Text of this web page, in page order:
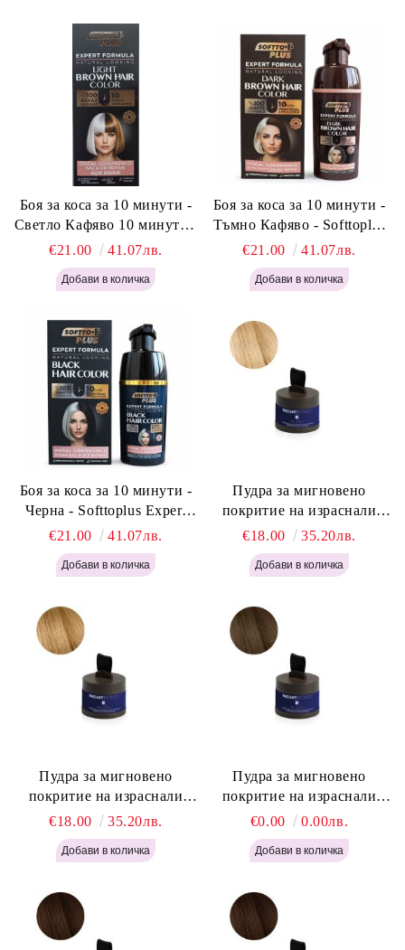
Боя за коса за 10 минути -
Светло Кафяво 10 минути -
Softtoplus Expert Woman
Light Brown 400мл
€21.00 41.07лв.
Боя за коса за 10 минути -
Тъмно Кафяво - Softtoplus
Expert Woman Dark Brown
400 мл
€21.00 41.07лв.
Боя за коса за 10 минути -
Черна - Softtoplus Expert
Woman Black 400мл
€21.00 41.07лв.
Пудра за мигновено
покритие на израснали
корени Светло Русо - Labor
Pro Instant Retouch Powder -
Light Blonde H646
€18.00 35.20лв.
Пудра за мигновено
покритие на израснали
корени Русо - Labor Pro
Instant Retouch Powder -
Blonde H645
€18.00 35.20лв.
Пудра за мигновено
покритие на израснали
корени Светло Кафяво -
Labor Pro Instant Retouch
Powder - Light Brown H644
€0.00 0.00лв.